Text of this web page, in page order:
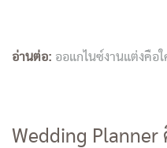
อ่านต่อ: ออแกไนซ์งานแต่งคือ
Wedding Planner